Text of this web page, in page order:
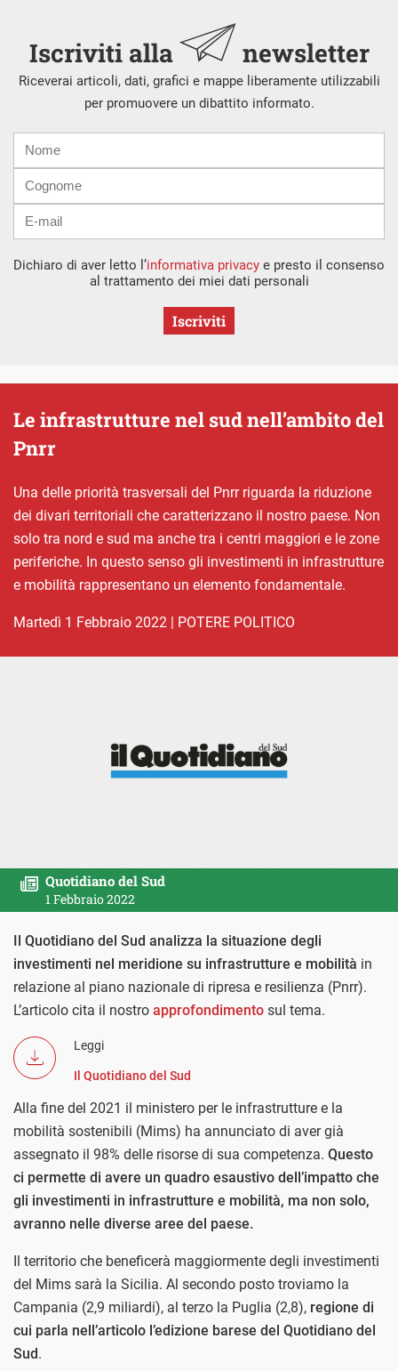
Iscriviti alla newsletter
Riceverai articoli, dati, grafici e mappe liberamente utilizzabili
per promuovere un dibattito informato.
mail
Dichiaro di aver letto l’informativa privacy e presto il consenso
al trattamento dei miei dati personali
Iscriviti
Le infrastrutture nel sud nell’ambito del
Pnrr
Una delle priorità trasversali del Pnrr riguarda la riduzione
dei divari territoriali che caratterizzano il nostro paese. Non
solo tra nord e sud ma anche tra i centri maggiori e le zone
periferiche. In questo senso gli investimenti in infrastrutture
e mobilità rappresentano un elemento fondamentale.
martedì 1 Febbraio 2022 | POTERE POLITICO
Quotidiano del Sud
1 Febbraio 2022
Il Quotidiano del Sud analizza la situazione degli
investimenti nel meridione su infrastrutture e mobilità in
relazione al piano nazionale di ripresa e resilienza (Pnrr).
L’articolo cita il nostro approfondimento sul tema.
Leggi
Il Quotidiano del Sud
Alla fine del 2021 il ministero per le infrastrutture e la
mobilità sostenibili (Mims) ha annunciato di aver già
assegnato il 98% delle risorse di sua competenza. Questo
ci permette di avere un quadro esaustivo dell’impatto che
gli investimenti in infrastrutture e mobilità, ma non solo,
avranno nelle diverse aree del paese.
Il territorio che beneficerà maggiormente degli investimenti
del Mims sarà la Sicilia. Al secondo posto troviamo la
Campania (2,9 miliardi), al terzo la Puglia (2,8), regione di
cui parla nell’articolo l’edizione barese del Quotidiano del
Sud.